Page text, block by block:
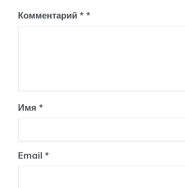
Комментарий *
Имя *
Email *